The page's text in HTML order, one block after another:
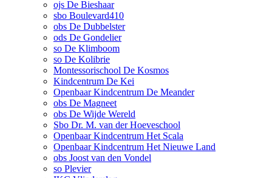
ojs De Bieshaar
sbo Boulevard410
obs De Dubbelster
ods De Gondelier
so De Klimboom
so De Kolibrie
Montessorischool De Kosmos
Kindcentrum De Kei
Openbaar Kindcentrum De Meander
obs De Magneet
obs De Wijde Wereld
Sbo Dr. M. van der Hoeveschool
Openbaar Kindcentrum Het Scala
Openbaar Kindcentrum Het Nieuwe Land
obs Joost van den Vondel
so Plevier